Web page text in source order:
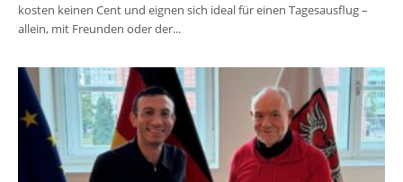
kosten keinen Cent und eignen sich ideal für einen Tagesausflug –
allein, mit Freunden oder der...